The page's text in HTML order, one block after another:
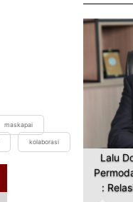
maskapai
kolaborasi
Lalu
: